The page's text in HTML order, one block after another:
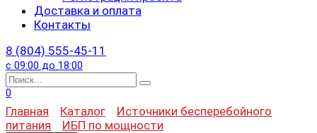
Доставка и оплата
Контакты
8 (804) 555-45-11
с 09:00 до 18:00
Search
for:
0
Главная Каталог
Источники бесперебойного
питания
ИБП по мощности